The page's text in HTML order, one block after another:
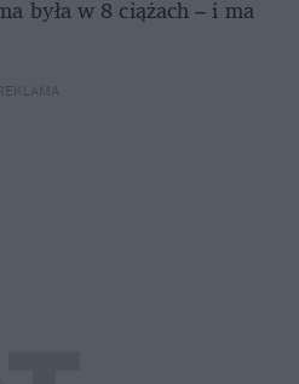
była w 8 ciążach – i ma
REKLAMA